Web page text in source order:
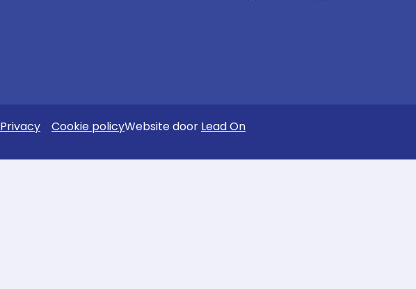
Privacy Cookie policyWebsite door Lead On